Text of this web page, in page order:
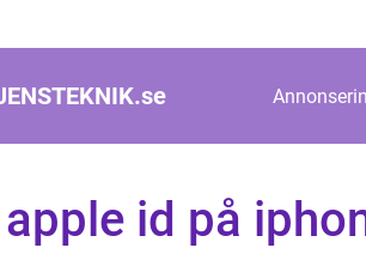
se
id på